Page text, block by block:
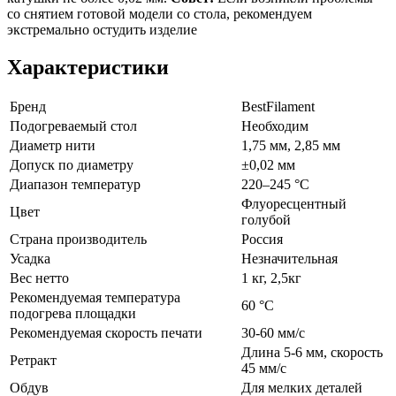
со снятием готовой модели со стола, рекомендуем
экстремально остудить изделие
Характеристики
Бренд
BestFilament
Подогреваемый стол
Необходим
Диаметр нити
1,75 мм, 2,85 мм
Допуск по диаметру
±0,02 мм
Диапазон температур
220–245 °C
Цвет
Флуоресцентный
голубой
Страна производитель
Россия
Усадка
Незначительная
Вес нетто
1 кг, 2,5кг
Рекомендуемая температура
подогрева площадки
60 °C
Рекомендуемая скорость печати
30-60 мм/с
Ретракт
Длина 5-6 мм, скорость
45 мм/с
Обдув
Для мелких деталей